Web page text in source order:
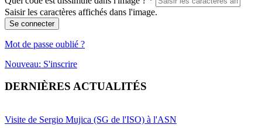
Saisir les caractères affichés dans l'image.
Se connecter
Mot de passe oublié ?
Nouveau: S'inscrire
DERNIÈRES ACTUALITÉS
Visite de Sergio Mujica (SG de l'ISO) à l'ASN